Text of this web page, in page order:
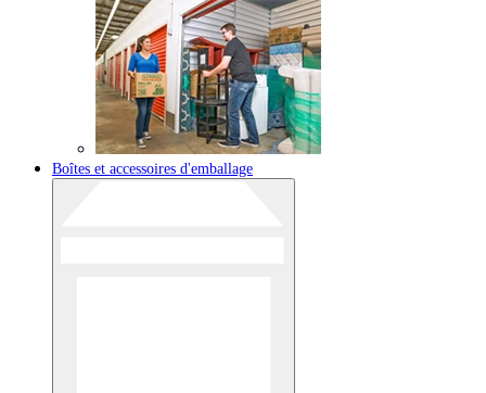
Boîtes et accessoires d'emballage